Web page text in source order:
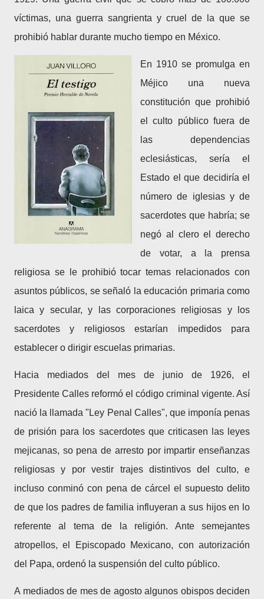
víctimas, una guerra sangrienta y cruel de la que se
prohibió hablar durante mucho tiempo en México.
En 1910 se promulga en
Méjico una nueva
constitución que prohibió
el culto público fuera de
las dependencias
eclesiásticas, sería el
Estado el que decidiría el
número de iglesias y de
sacerdotes que habría; se
negó al clero el derecho
de votar, a la prensa
religiosa se le prohibió tocar temas relacionados con
asuntos públicos, se señaló la educación primaria como
laica y secular, y las corporaciones religiosas y los
sacerdotes y religiosos estarían impedidos para
establecer o dirigir escuelas primarias.
Hacia mediados del mes de junio de 1926, el
Presidente Calles reformó el código criminal vigente. Así
nació la llamada "Ley Penal Calles", que imponía penas
de prisión para los sacerdotes que criticasen las leyes
mejicanas, so pena de arresto por impartir enseñanzas
religiosas y por vestir trajes distintivos del culto, e
incluso conminó con pena de cárcel el supuesto delito
de que los padres de familia influyeran a sus hijos en lo
referente al tema de la religión. Ante semejantes
atropellos, el Episcopado Mexicano, con autorización
del Papa, ordenó la suspensión del culto público.
A mediados de mes de agosto algunos obispos deciden